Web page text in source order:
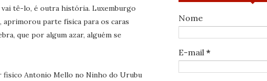
vai tê-lo, é outra história. Luxemburgo
aprimorou parte física para os caras
que por algum azar, alguém se
Antonio Mello no Ninho do Urubu
Nome
E-mail *